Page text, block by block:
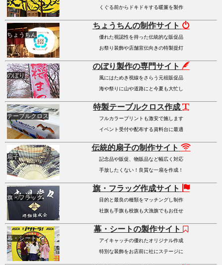
くぐる前からドキドキする暖簾を製作
ちょうちん
ちょうちんの制作サイト
優れた視認性を持った伝統的な販促品
お祭り装飾や店舗宣伝向きの特製提灯
のぼり
のぼり製作の専門サイト
風にはためき視線をさらう元祖販促品
海や祭りに山や道路にと今夏も大忙し
テーブルクロス
特製テーブルクロス作成
フルカラープリントも激安で施します
イベント受付や配布する資料台に最適
扇子
伝統的扇子の制作サイト
記念品や販促、物販品など幅広く対応
手放したくない！良質な一扇を作成！
旗・フラッグ
旗・フラッグ作成サイト
目的と最良の種類をマッチングし制作
社旗も手旗も校旗も大漁旗でもお任せ
幕・シート
幕・シートの製作サイト
アイキャッチの優れたオリジナル作成
特別な装飾をお店前に社にステージに